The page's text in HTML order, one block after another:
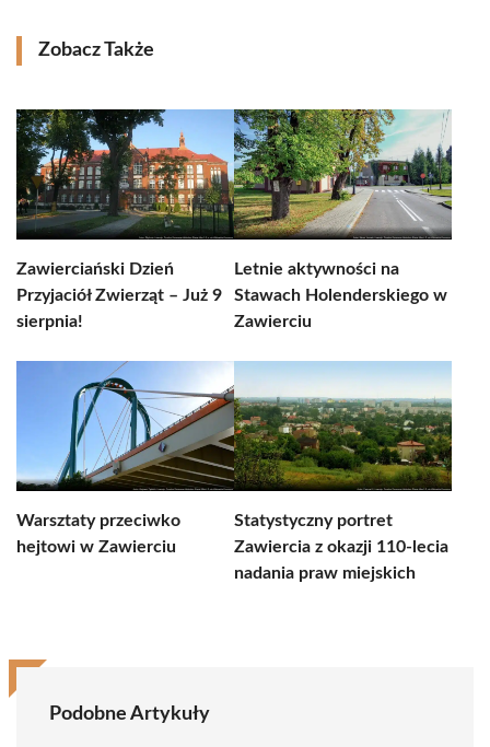
Zobacz Także
Zawierciański Dzień
Przyjaciół Zwierząt – Już 9
sierpnia!
Letnie aktywności na
Stawach Holenderskiego w
Zawierciu
Warsztaty przeciwko
hejtowi w Zawierciu
Statystyczny portret
Zawiercia z okazji 110-lecia
nadania praw miejskich
Podobne Artykuły